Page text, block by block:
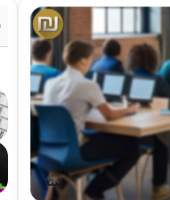
رشته